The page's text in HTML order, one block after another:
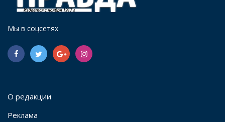
Мы в соцсетях
О редакции
Реклама